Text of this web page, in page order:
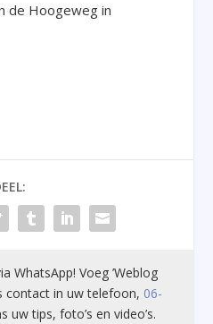
de Hoogeweg in
WhatsApp! Voeg ’Weblog
contact in uw telefoon, 06-
uw tips, foto’s en video’s.